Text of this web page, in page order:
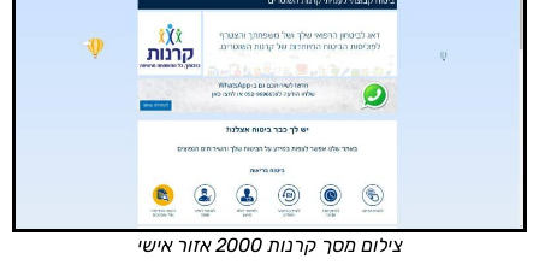
צילום מסך קרנות 2000 אזור אישי